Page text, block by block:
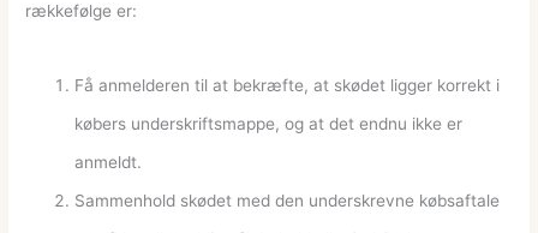
rækkefølge er:
Få anmelderen til at bekræfte, at skødet ligger korrekt i
købers underskriftsmappe, og at det endnu ikke er
anmeldt.
Sammenhold skødet med den underskrevne købsaftale